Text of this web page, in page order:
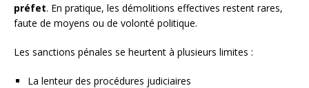
préfet. En pratique, les démolitions effectives restent rares,
faute de moyens ou de volonté politique.
Les sanctions pénales se heurtent à plusieurs limites :
La lenteur des procédures judiciaires